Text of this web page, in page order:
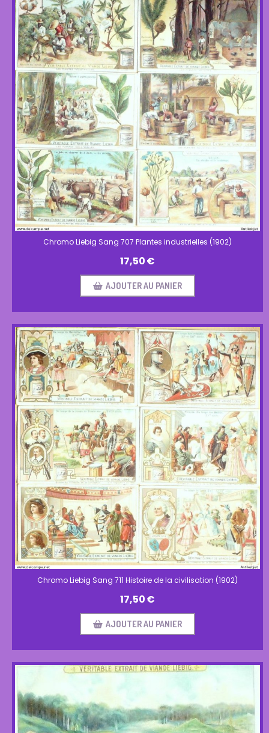
Chromo Liebig Sang 707 Plantes industrielles (1902)
17,50€
AJOUTER AU PANIER
Chromo Liebig Sang 711 Histoire de la civilisation (1902)
17,50€
AJOUTER AU PANIER